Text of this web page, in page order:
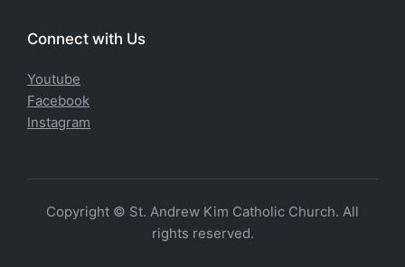
Connect with Us
Youtube
Facebook
Instagram
Copyright © St. Andrew Kim Catholic Church. All
rights reserved.